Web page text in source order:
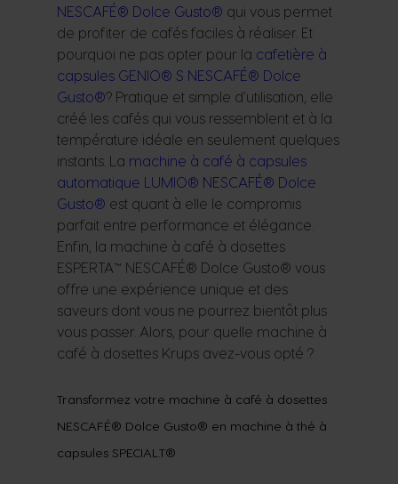
NESCAFÉ® Dolce Gusto® qui vous permet
de profiter de cafés faciles à réaliser. Et
pourquoi ne pas opter pour la cafetière à
capsules GENIO® S NESCAFÉ® Dolce
Gusto®? Pratique et simple d’utilisation, elle
créé les cafés qui vous ressemblent et à la
température idéale en seulement quelques
instants. La machine à café à capsules
automatique LUMIO® NESCAFÉ® Dolce
Gusto® est quant à elle le compromis
parfait entre performance et élégance.
Enfin, la machine à café à dosettes
ESPERTA™ NESCAFÉ® Dolce Gusto® vous
offre une expérience unique et des
saveurs dont vous ne pourrez bientôt plus
vous passer. Alors, pour quelle machine à
café à dosettes Krups avez-vous opté ?
Transformez votre machine à café à dosettes
NESCAFÉ® Dolce Gusto® en machine à thé à
capsules SPECIAL.T®